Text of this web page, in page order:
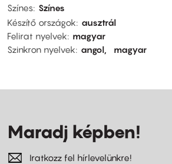
Színes Színes
Készítő országok
ausztrál
Felirat nyelvek
magyar
Szinkron nyelvek
angol magyar
Maradj képben!
Iratkozz fel hírlevelünkre!